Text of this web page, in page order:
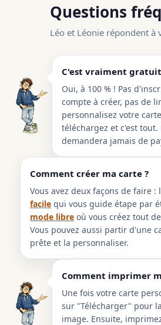
Questions
Léo et Léonie répondent à
C'est vraiment
Oui, à 100 % ! Pas
compte à créer, pas de
personnalisez votre
téléchargez et c'est tout.
demandera jamais de
Comment créer ma carte ?
Vous avez deux façons de faire :
facile qui vous guide étape par
mode libre où vous créez tout
Vous pouvez aussi partir d'une
prête et la personnaliser.
Comment imprimer
Une fois votre carte
sur "Télécharger" pour
image. Ensuite,